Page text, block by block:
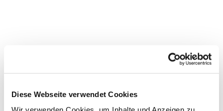
Diese Webseite verwendet Cookies